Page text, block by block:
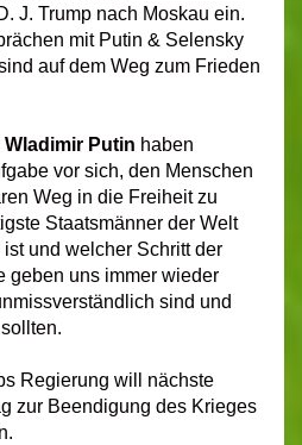
J. Trump nach Moskau ein.
mit Putin & Selensky
auf dem Weg zum Frieden
Putin haben
vor sich, den Menschen
Weg in die Freiheit zu
Staatsmänner der Welt
und welcher Schritt der
geben uns immer wieder
sind und
Regierung will nächste
zur Beendigung des Krieges